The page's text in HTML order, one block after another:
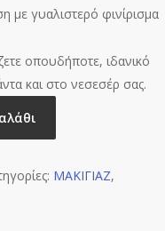
με γυαλιστερό φινίρισμα
οπουδήποτε, ιδανικό
και στο νεσεσέρ σας.
ΜΑΚΙΓΙΑΖ,